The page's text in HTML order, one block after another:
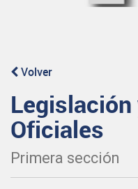
Volver
Oficiales
Primera sección